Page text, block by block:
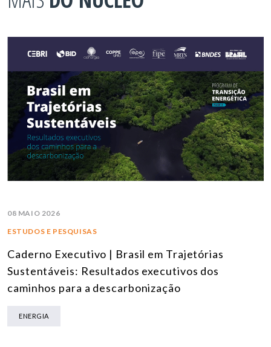
08 MAIO 2026
ESTUDOS E PESQUISAS
Caderno Executivo | Brasil em Trajetórias
Sustentáveis: Resultados executivos dos
caminhos para a descarbonização
ENERGIA